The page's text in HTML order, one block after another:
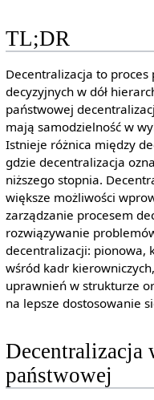
TL;DR
Decentralizacja to
decyzyjnych w dół
państwowej
mają samodzielność w
Istnieje różnica między
gdzie decentralizacja
niższego stopnia.
większe możliwości
zarządzanie procesem
rozwiązywanie
decentralizacji: pionowa,
wśród kadr
uprawnień w strukturze
na lepsze dostosowanie
Decentralizacja
państwowej